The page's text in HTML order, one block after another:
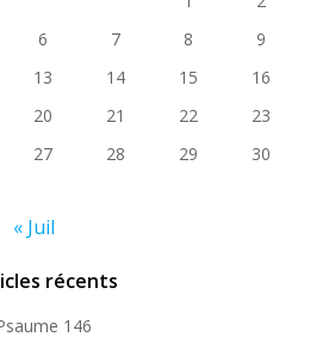
6 7 8
9
13 14 15
16
20 21 22
23
27 28 29
30
« Juil
récents
146